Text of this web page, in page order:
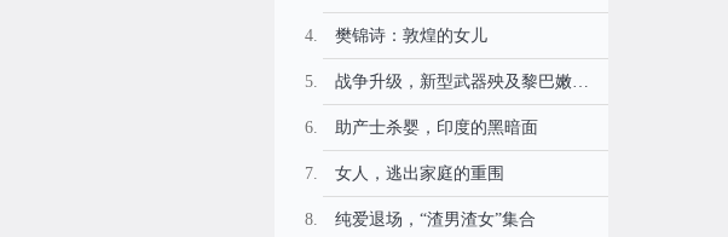
樊锦诗：敦煌的女儿
战争升级，新型武器殃及黎巴嫩平民
助产士杀婴，印度的黑暗面
女人，逃出家庭的重围
纯爱退场，“渣男渣女”集合